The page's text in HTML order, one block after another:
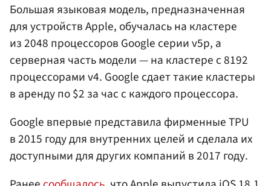
Большая языковая модель, предназначенная
для устройств Apple, обучалась на кластере
из 2048 процессоров Google серии v5p, а
серверная часть модели — на кластере с 8192
процессорами v4. Google сдает такие кластеры
в аренду по $2 за час с каждого процессора.
Google впервые представила фирменные TPU
в 2015 году для внутренних целей и сделала их
доступными для других компаний в 2017 году.